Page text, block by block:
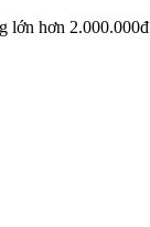
lớn hơn 2.000.000đ